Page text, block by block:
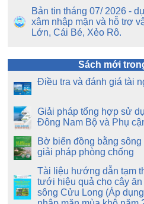
Bản tin tháng 07/ 2026 -
xâm nhập mặn và hỗ trợ
Lớn, Cái Bé, Xẻo Rô.
Sách mới
Điều tra và đánh giá tài
Giải pháp tổng hợp sử
Đông Nam Bộ và Phụ
Bờ biển đồng bằng
giải pháp phòng chống
Tài liệu hướng dẫn tạm
tưới hiệu quả cho cây
sông Cửu Long (Áp